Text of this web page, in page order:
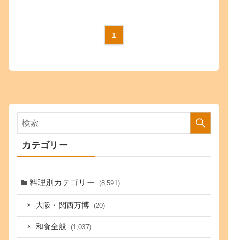
1
カテゴリー
料理別カテゴリー (8,591)
大阪・関西万博 (20)
和食全般 (1,037)